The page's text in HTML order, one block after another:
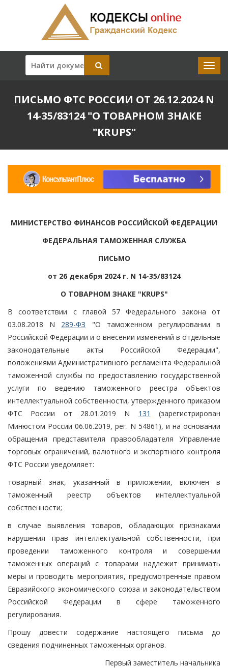
ПИСЬМО ФТС РОССИИ ОТ 26.12.2024 N
14-35/83124 "О ТОВАРНОМ ЗНАКЕ
"KRUPS"
МИНИСТЕРСТВО ФИНАНСОВ РОССИЙСКОЙ ФЕДЕРАЦИИ
ФЕДЕРАЛЬНАЯ ТАМОЖЕННАЯ СЛУЖБА
ПИСЬМО
от 26 декабря 2024 г. N 14-35/83124
О ТОВАРНОМ ЗНАКЕ "KRUPS"
В соответствии с главой 57 Федерального закона от
03.08.2018 N 289-ФЗ "О таможенном регулировании в
Российской Федерации и о внесении изменений в отдельные
законодательные акты Российской Федерации",
положениями Административного регламента Федеральной
таможенной службы по предоставлению государственной
услуги по ведению таможенного реестра объектов
интеллектуальной собственности, утвержденного приказом
ФТС России от 28.01.2019 N 131
(зарегистрирован
Минюстом России 06.06.2019, рег. N 54861), и на основании
обращения представителя правообладателя Управление
торговых ограничений, валютного и экспортного контроля
ФТС России уведомляет:
товарный знак, указанный в приложении, включен в
таможенный реестр объектов интеллектуальной
собственности;
в случае выявления товаров, обладающих признаками
нарушения прав интеллектуальной собственности, при
проведении таможенного контроля и совершении
таможенных операций с товарами надлежит принимать
меры и проводить мероприятия, предусмотренные правом
Евразийского экономического союза и законодательством
Российской Федерации в сфере таможенного
регулирования.
Прошу довести содержание настоящего письма до
сведения подчиненных таможенных органов.
Первый заместитель начальника